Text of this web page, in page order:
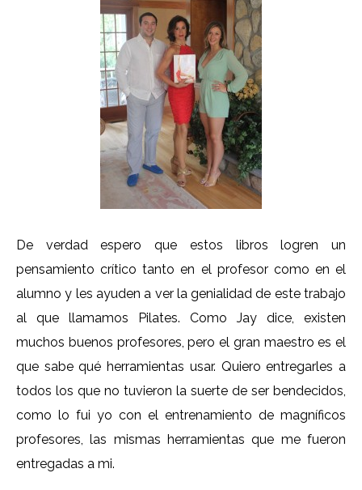
De verdad espero que estos libros logren un
pensamiento crítico tanto en el profesor como en el
alumno y les ayuden a ver la genialidad de este trabajo
al que llamamos Pilates. Como Jay dice, existen
muchos buenos profesores, pero el gran maestro es el
que sabe qué herramientas usar. Quiero entregarles a
todos los que no tuvieron la suerte de ser bendecidos,
como lo fui yo con el entrenamiento de magníficos
profesores, las mismas herramientas que me fueron
entregadas a mi.